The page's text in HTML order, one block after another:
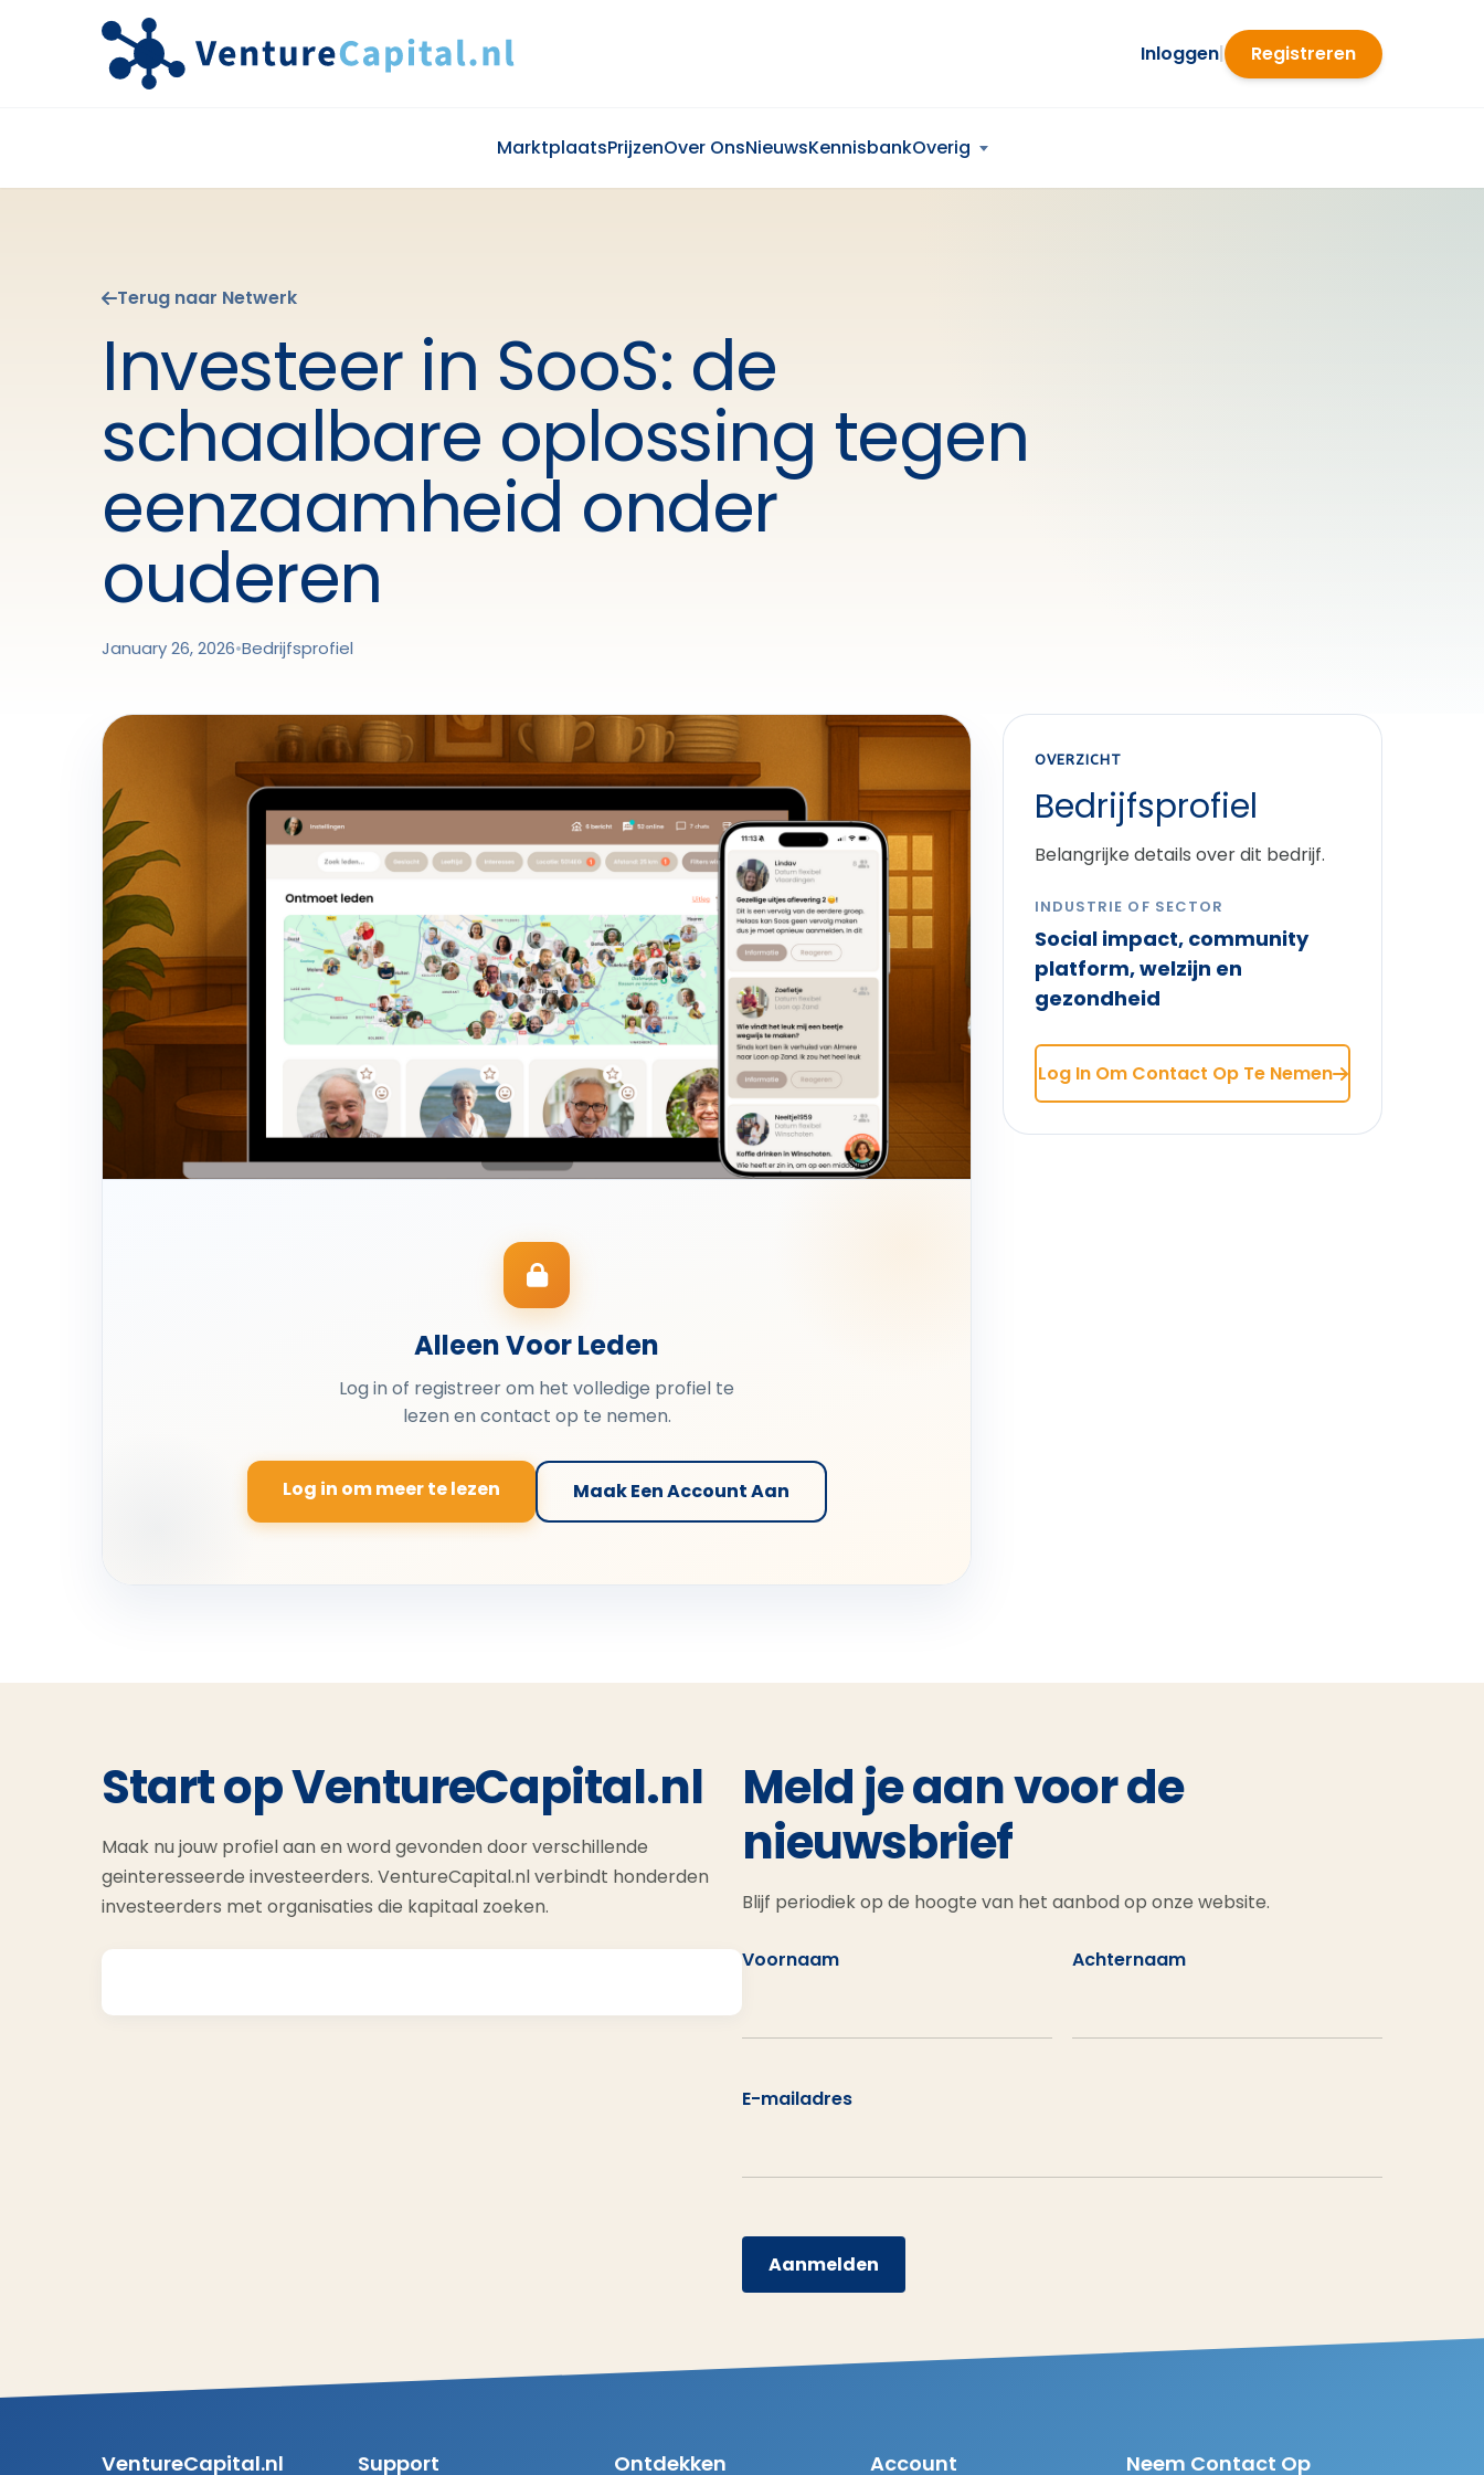
Inloggen| Registreren
MarktplaatsPrijzenOver OnsNieuwsKennisbankOverig
Terug naar Netwerk
Investeer in SooS: de
schaalbare oplossing tegen
eenzaamheid onder
ouderen
January 26, 2026•Bedrijfsprofiel
Alleen Voor Leden
Log in of registreer om het volledige profiel te
lezen en contact op te nemen.
Log in om meer te lezen Maak Een Account Aan
OVERZICHT
Bedrijfsprofiel
Belangrijke details over dit bedrijf.
INDUSTRIE OF SECTOR
Social impact, community
platform, welzijn en
gezondheid
Log In Om Contact Op Te Nemen
Start op VentureCapital.nl
Maak nu jouw profiel aan en word gevonden door verschillende
geinteresseerde investeerders. VentureCapital.nl verbindt honderden
investeerders met organisaties die kapitaal zoeken.
Meld je aan voor de
nieuwsbrief
Blijf periodiek op de hoogte van het aanbod op onze website.
Voornaam Achternaam
E-mailadres
Aanmelden
VentureCapital.nl Support Ontdekken Account Neem Contact Op